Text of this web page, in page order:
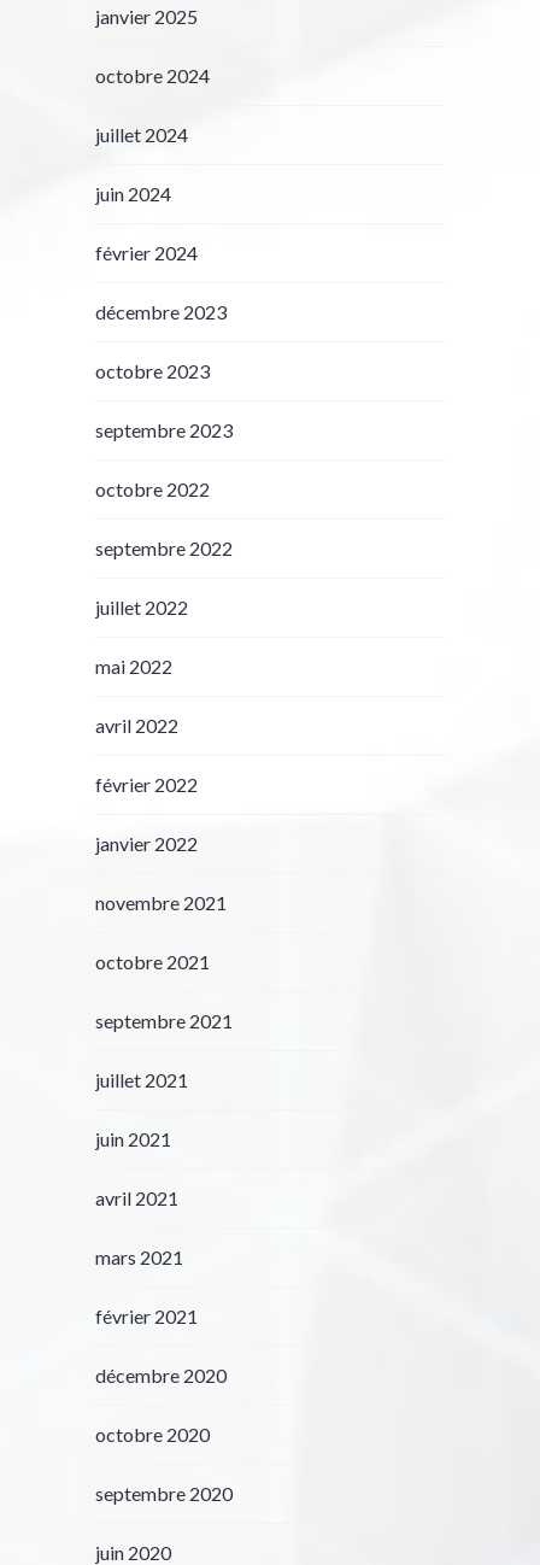
janvier 2025
octobre 2024
juillet 2024
juin 2024
février 2024
décembre 2023
octobre 2023
septembre 2023
octobre 2022
septembre 2022
juillet 2022
mai 2022
avril 2022
février 2022
janvier 2022
novembre 2021
octobre 2021
septembre 2021
juillet 2021
juin 2021
avril 2021
mars 2021
février 2021
décembre 2020
octobre 2020
septembre 2020
juin 2020